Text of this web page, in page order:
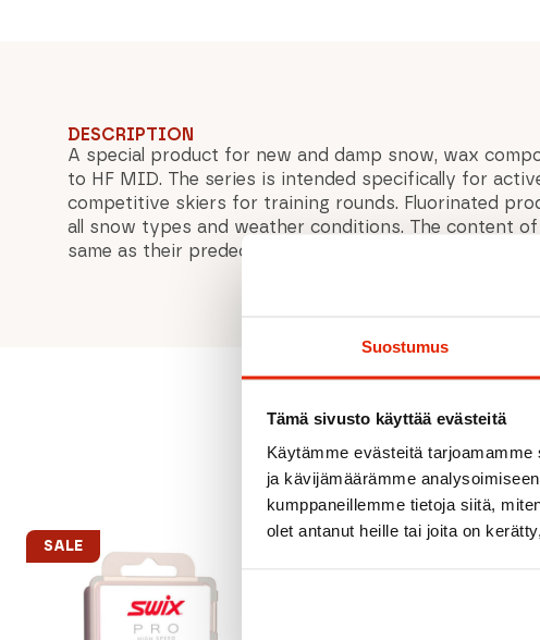
Suostumus
Tämä sivusto käyttää evästeitä
Käytämme evästeitä
ja kävijämäärämme
kumppaneillemme tietoja siitä,
olet antanut heille tai joita on
DESCRIPTION
A special product for new and damp snow, wax
to HF MID. The series is intended specifically for
competitive skiers for training rounds. Fluorinated
all snow types and weather conditions. The content
same as their predecessor Vauhti LF RACE-gliders
SALE